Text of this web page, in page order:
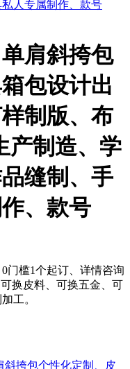
肩斜挎包
包设计出
制版、布
产制造、学
缝制、手
、款号
门槛1个起订、详情咨询
换皮料、可换五金、可
工。
斜挎包个性化定制、皮